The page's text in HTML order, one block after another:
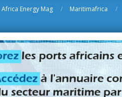
Africa Energy Mag Maritimafrica